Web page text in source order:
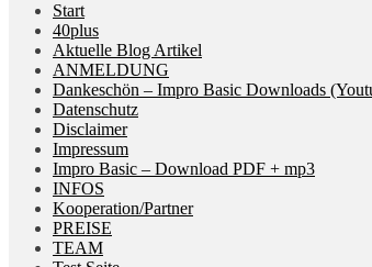
Start
40plus
Aktuelle Blog Artikel
ANMELDUNG
Dankeschön – Impro Basic Downloads
Datenschutz
Disclaimer
Impressum
Impro Basic – Download PDF + mp3
INFOS
Kooperation/Partner
PREISE
TEAM